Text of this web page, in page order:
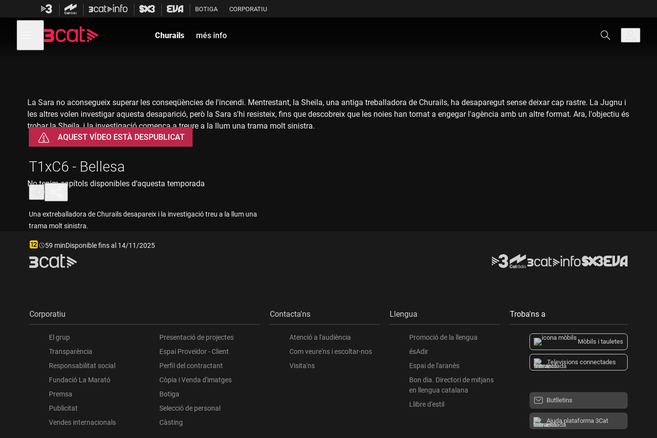
contingut
BOTIGA CORPORATIU
menú
de
Churails més info
AQUEST VÍDEO ESTÀ DESPUBLICAT
T1xC6 - Bellesa
Una extreballadora de Churails desapareix i la investigació treu a la llum una
trama molt sinistra.
Durada:
59 minDisponible fins al 14/11/2025
La Sara no aconsegueix superar les conseqüències de l'incendi. Mentrestant, la Sheila, una antiga treballadora de Churails, ha desaparegut sense deixar cap rastre. La Jugnu i
les altres volen investigar aquesta desaparició, però la Sara s'hi resisteix, fins que descobreix que les noies han tornat a engegar l'agència amb un altre format. Ara, l'objectiu és
trobar la Sheila, i la investigació comença a treure a la llum una trama molt sinistra.
No tenim capítols disponibles d‘aquesta temporada
Corporatiu
El grup
Transparència
Responsabilitat social
Fundació La Marató
Premsa
Publicitat
Vendes internacionals
Presentació de projectes
Espai Proveïdor - Client
Perfil del contractant
Còpia i Venda d'imatges
Botiga
Selecció de personal
Càsting
Contacta'ns
Atenció a l'audiència
Com veure'ns i escoltar-nos
Visita'ns
Llengua
Promoció de la llengua
ésAdir
Espai de l'aranès
Bon dia. Directori de mitjans
en llengua catalana
Llibre d'estil
Troba'ns a
Mòbils i tauletes
Televisions connectades
Butlletins
Ajuda plataforma 3Cat